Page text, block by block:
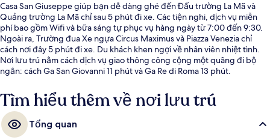
Casa San Giuseppe giúp bạn dễ dàng ghé đến Đấu trường La Mã và
Quảng trường La Mã chỉ sau 5 phút đi xe. Các tiện nghi, dịch vụ miễn
phí bao gồm Wifi và bữa sáng tự phục vụ hàng ngày từ 7:00 đến 9:30.
Ngoài ra, Trường đua Xe ngựa Circus Maximus và Piazza Venezia chỉ
cách nơi đây 5 phút đi xe. Du khách khen ngợi về nhân viên nhiệt tình.
Nơi lưu trú nằm cách dịch vụ giao thông công cộng một quãng đi bộ
ngắn: cách Ga San Giovanni 11 phút và Ga Re di Roma 13 phút.
Tìm hiểu thêm về nơi lưu trú
Tổng quan